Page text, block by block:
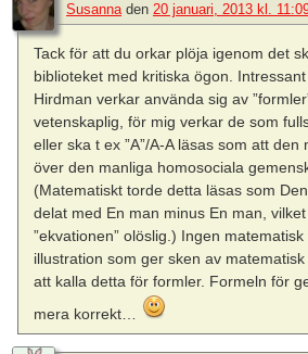
Susannaden 20 januari, 2013 kl.
Tack för att du orkar plöja igenom det
biblioteket med kritiska ögon.
Hirdman verkar använda sig av
vetenskaplig, för mig verkar de som
eller ska t ex ”A”/A-A läsas som att
över den manliga homosociala
(Matematiskt torde detta läsas som
delat med En man minus En man,
”ekvationen” olöslig.) Ingen
illustration som ger sken av
att kalla detta för formler. Formeln för
mera korrekt…